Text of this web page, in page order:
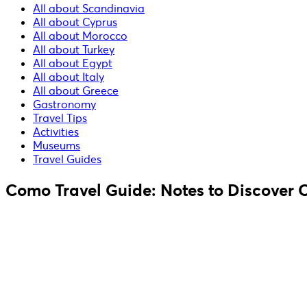
All about Scandinavia
All about Cyprus
All about Morocco
All about Turkey
All about Egypt
All about Italy
All about Greece
Gastronomy
Travel Tips
Activities
Museums
Travel Guides
Como Travel Guide: Notes to Discover